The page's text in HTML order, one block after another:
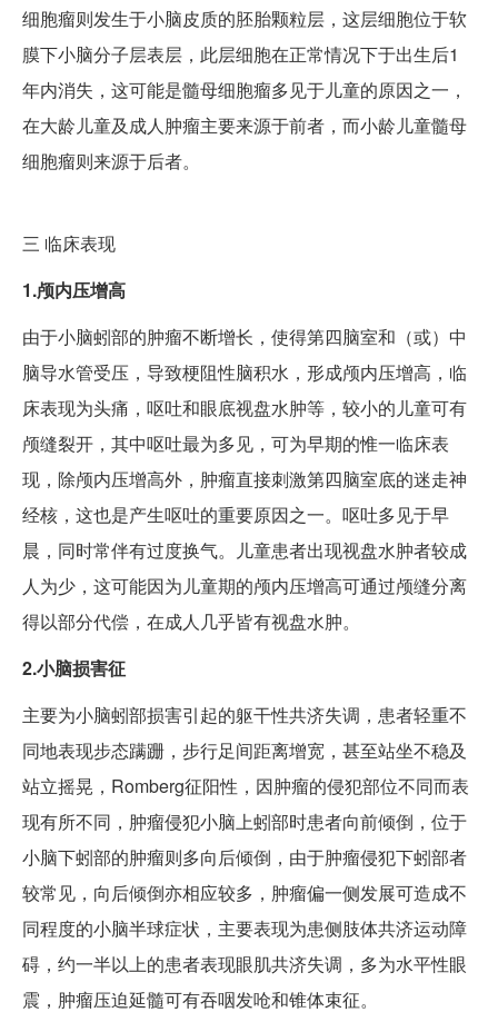
细胞瘤则发生于小脑皮质的胚胎颗粒层，这层细胞位于软
膜下小脑分子层表层，此层细胞在正常情况下于出生后1
年内消失，这可能是髓母细胞瘤多见于儿童的原因之一，
在大龄儿童及成人肿瘤主要来源于前者，而小龄儿童髓母
细胞瘤则来源于后者。
三 临床表现
1.颅内压增高
由于小脑蚓部的肿瘤不断增长，使得第四脑室和（或）中
脑导水管受压，导致梗阻性脑积水，形成颅内压增高，临
床表现为头痛，呕吐和眼底视盘水肿等，较小的儿童可有
颅缝裂开，其中呕吐最为多见，可为早期的惟一临床表
现，除颅内压增高外，肿瘤直接刺激第四脑室底的迷走神
经核，这也是产生呕吐的重要原因之一。呕吐多见于早
晨，同时常伴有过度换气。儿童患者出现视盘水肿者较成
人为少，这可能因为儿童期的颅内压增高可通过颅缝分离
得以部分代偿，在成人几乎皆有视盘水肿。
2.小脑损害征
主要为小脑蚓部损害引起的躯干性共济失调，患者轻重不
同地表现步态蹒跚，步行足间距离增宽，甚至站坐不稳及
站立摇晃，Romberg征阳性，因肿瘤的侵犯部位不同而表
现有所不同，肿瘤侵犯小脑上蚓部时患者向前倾倒，位于
小脑下蚓部的肿瘤则多向后倾倒，由于肿瘤侵犯下蚓部者
较常见，向后倾倒亦相应较多，肿瘤偏一侧发展可造成不
同程度的小脑半球症状，主要表现为患侧肢体共济运动障
碍，约一半以上的患者表现眼肌共济失调，多为水平性眼
震，肿瘤压迫延髓可有吞咽发呛和锥体束征。